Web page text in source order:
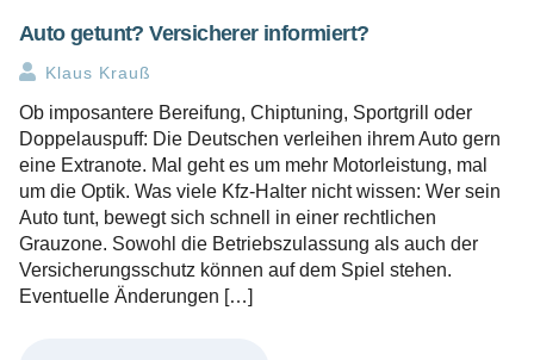
Auto getunt? Versicherer informiert?
Klaus Krauß
Ob imposantere Bereifung, Chiptuning, Sportgrill oder
Doppelauspuff: Die Deutschen verleihen ihrem Auto gern
eine Extranote. Mal geht es um mehr Motorleistung, mal
um die Optik. Was viele Kfz-Halter nicht wissen: Wer sein
Auto tunt, bewegt sich schnell in einer rechtlichen
Grauzone. Sowohl die Betriebszulassung als auch der
Versicherungsschutz können auf dem Spiel stehen.
Eventuelle Änderungen […]